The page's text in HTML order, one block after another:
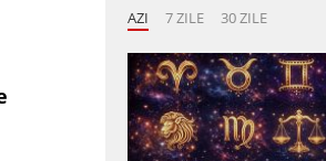
AZI 7 ZILE 30 ZILE